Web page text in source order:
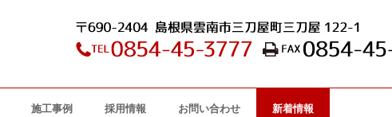
施工事例 採用情報 お問い合わせ 新着情報